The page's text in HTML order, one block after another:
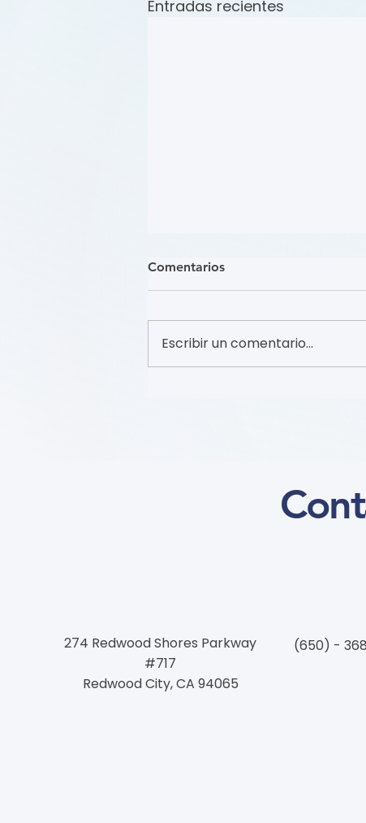
Entradas recientes
Comentarios
Escribir un comentario...
274 Redwood Shores Parkway
#717
Redwood City, CA 94065
(650) -